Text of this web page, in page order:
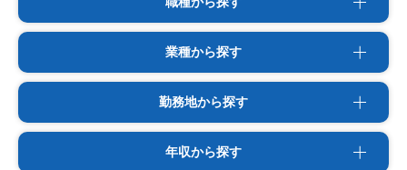
業種から探す
勤務地から探す
年収から探す